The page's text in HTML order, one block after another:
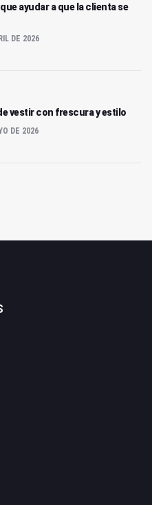
ayudar a que la clienta se
DE 2026
vestir con frescura y estilo
DE 2026